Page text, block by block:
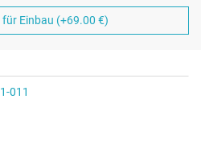
Einbau (+69.00 €)
011